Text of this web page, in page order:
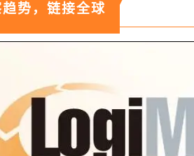
势，链接全球